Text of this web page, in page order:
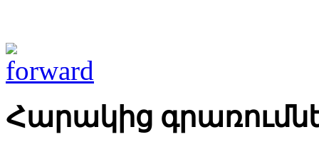
Հարակից